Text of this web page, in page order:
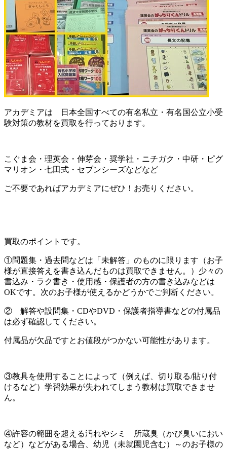
アカデミアは 日本全国すべての有名私立・有名国公立小受
験対策の教材を買取を行っております。
こぐま会・理英会・伸芽会・奨学社・ニチガク・中研・ピグ
マリオン・七田式・セブンシーズなどなど
ご不要であればアカデミアにぜひ！お売りください。
買取のポイントです。
①問題集・過去問などは「未解答」のものに限ります（お子
様が直接答えを書き込んだものは買取できません。）少々の
書込み・ラク書き・使用感・保護者の方の書き込みなどは
OKです。次のお子様が使えるかどうかでご判断ください。
② 解答や設問集・CDやDVD・保護者指導書などの付属品
は必ず確認してください。
付属品が欠品ですとお値段がつかない可能性があります。
③教具を使用することによって（例えば、切り取る/貼り付
けるなど）学習効果が失われてしまう教材は買取できませ
ん。
④許容の範囲を超える汚れやシミ 所蔵臭（かび臭いにおい
など）などがある場合、幼児（未就園児含む）～のお子様の